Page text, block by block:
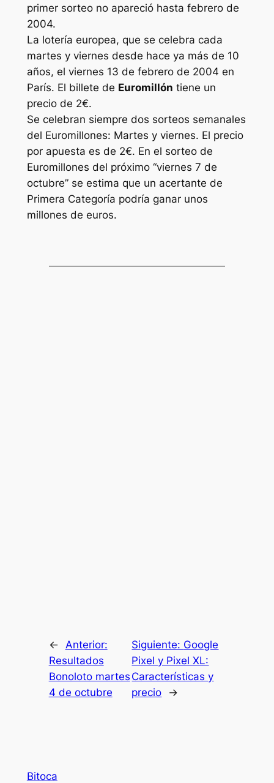
primer sorteo no apareció hasta febrero de
2004.
La lotería europea, que se celebra cada
martes y viernes desde hace ya más de 10
años, el viernes 13 de febrero de 2004 en
París. El billete de Euromillón tiene un
precio de 2€.
Se celebran siempre dos sorteos semanales
del Euromillones: Martes y viernes. El precio
por apuesta es de 2€. En el sorteo de
Euromillones del próximo “viernes 7 de
octubre” se estima que un acertante de
Primera Categoría podría ganar unos
millones de euros.
←
Anterior:
Resultados
Bonoloto martes
4 de octubre
Siguiente: Google
Pixel y Pixel XL:
Características y
precio
→
Bitoca